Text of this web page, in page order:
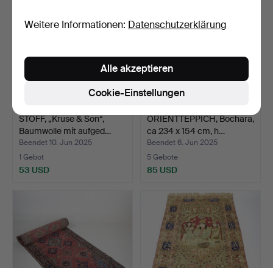
STOFF, „Kruse & Son“,
Baumwolle mit aufged…
Beendet 10. Jun 2025
1 Gebot
53 USD
ORIENTTEPPICH, Bochara,
ca 234 x 154 cm, h…
Beendet 6. Jun 2025
5 Gebote
85 USD
Weitere Informationen: Datenschutzerklärung
Cookie-Einstellungen
Alle akzeptieren